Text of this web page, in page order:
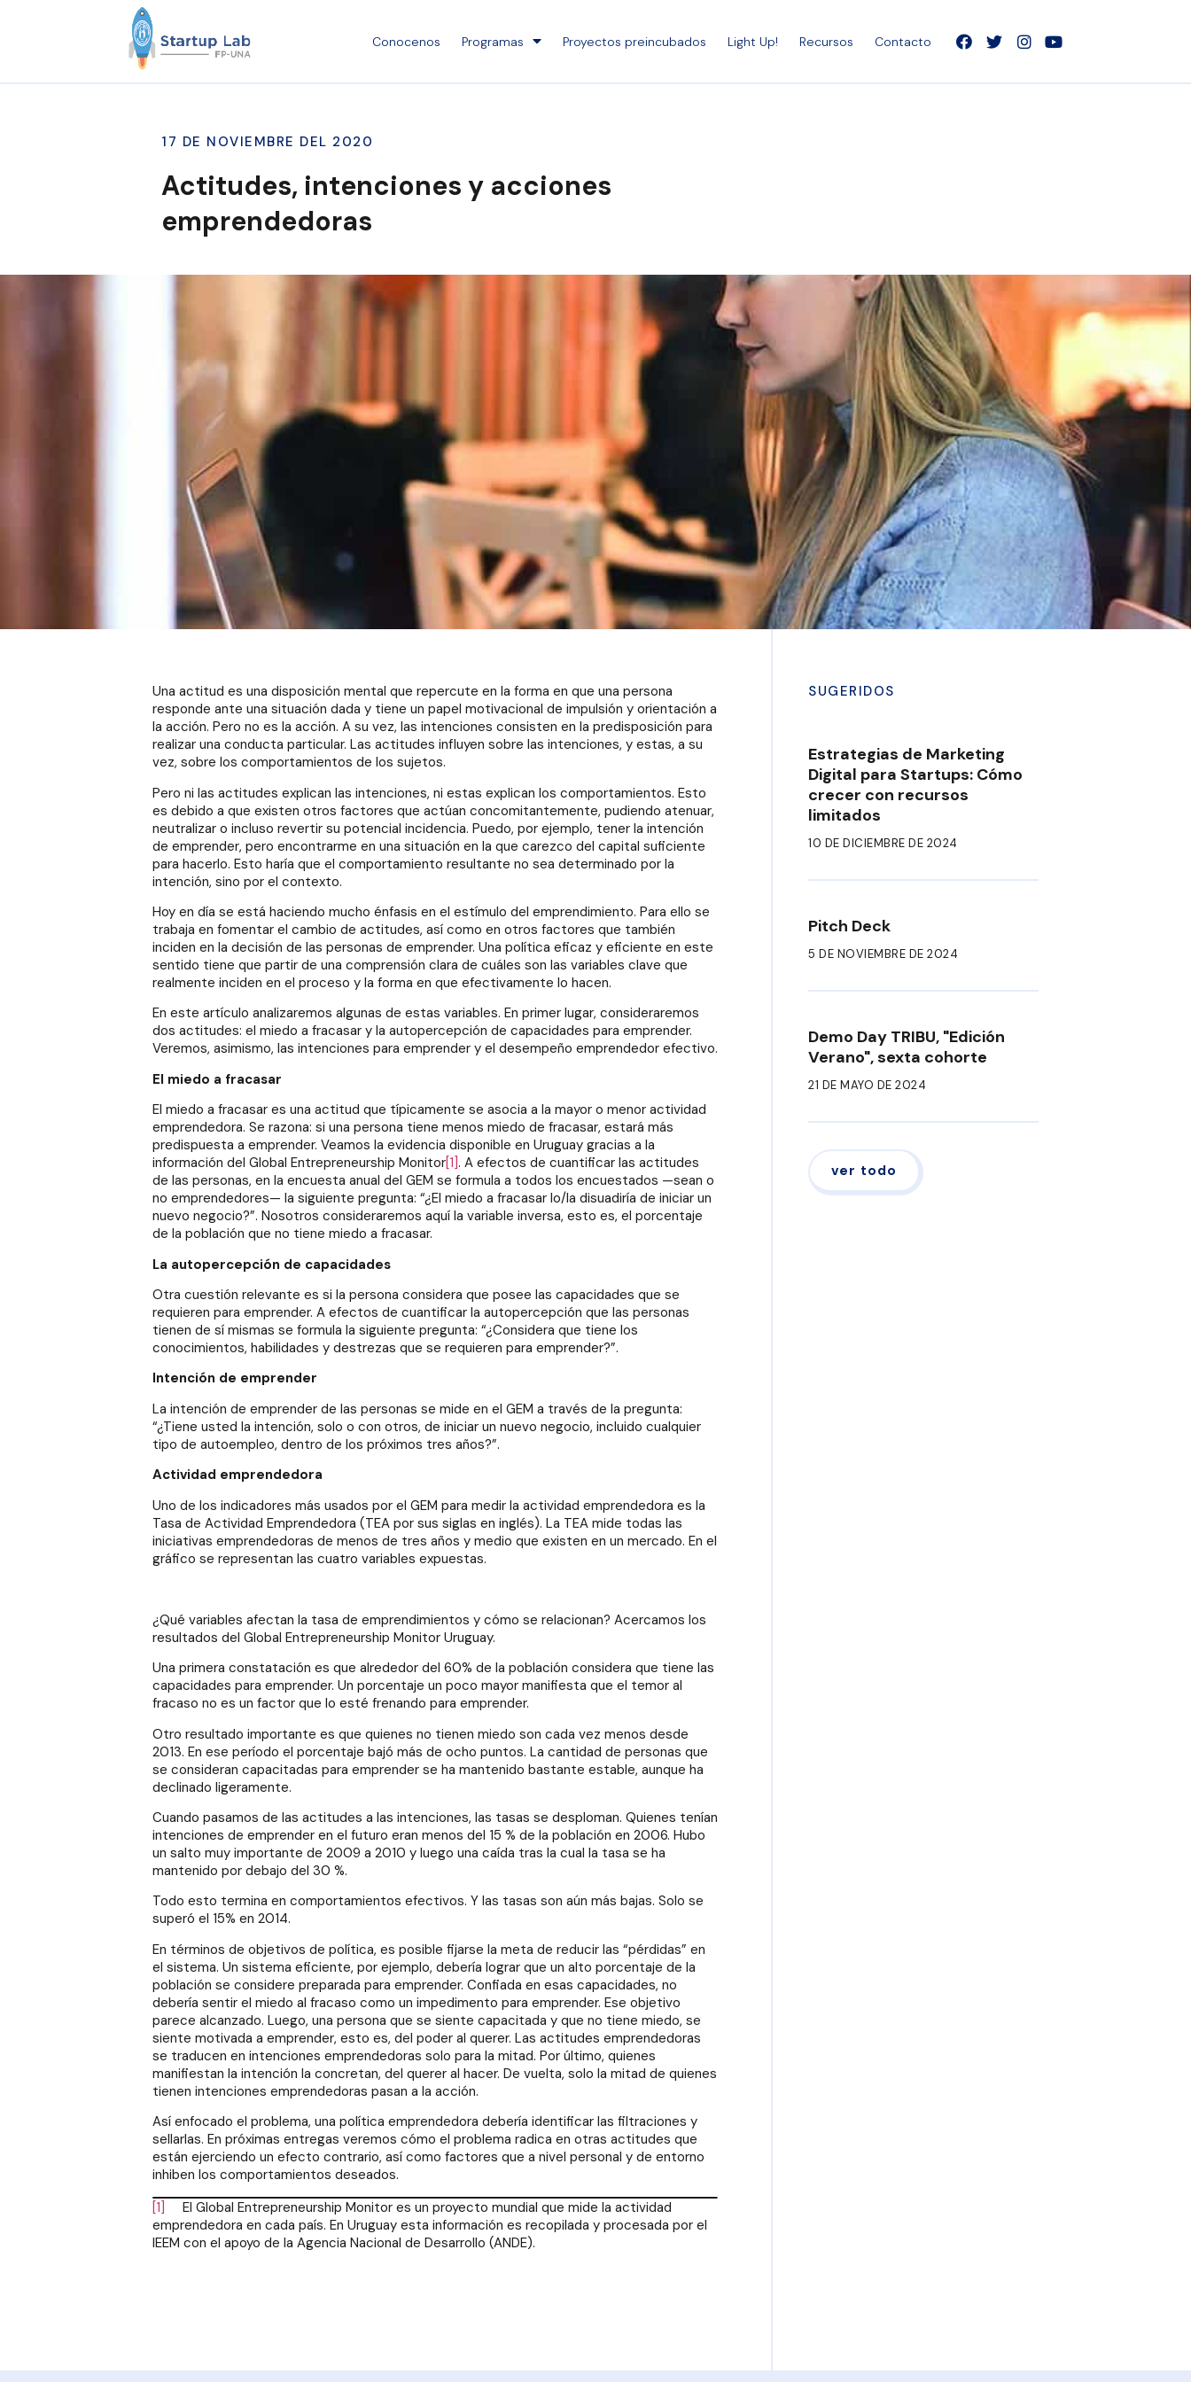
Conocenos Programas Proyectos preincubados Light Up! Recursos Contacto
17 DE NOVIEMBRE DEL 2020
Actitudes, intenciones y acciones
emprendedoras
Una actitud es una disposición mental que repercute en la forma en que una persona
responde ante una situación dada y tiene un papel motivacional de impulsión y orientación a
la acción. Pero no es la acción. A su vez, las intenciones consisten en la predisposición para
realizar una conducta particular. Las actitudes influyen sobre las intenciones, y estas, a su
vez, sobre los comportamientos de los sujetos.
Pero ni las actitudes explican las intenciones, ni estas explican los comportamientos. Esto
es debido a que existen otros factores que actúan concomitantemente, pudiendo atenuar,
neutralizar o incluso revertir su potencial incidencia. Puedo, por ejemplo, tener la intención
de emprender, pero encontrarme en una situación en la que carezco del capital suficiente
para hacerlo. Esto haría que el comportamiento resultante no sea determinado por la
intención, sino por el contexto.
Hoy en día se está haciendo mucho énfasis en el estímulo del emprendimiento. Para ello se
trabaja en fomentar el cambio de actitudes, así como en otros factores que también
inciden en la decisión de las personas de emprender. Una política eficaz y eficiente en este
sentido tiene que partir de una comprensión clara de cuáles son las variables clave que
realmente inciden en el proceso y la forma en que efectivamente lo hacen.
En este artículo analizaremos algunas de estas variables. En primer lugar, consideraremos
dos actitudes: el miedo a fracasar y la autopercepción de capacidades para emprender.
Veremos, asimismo, las intenciones para emprender y el desempeño emprendedor efectivo.
El miedo a fracasar
El miedo a fracasar es una actitud que típicamente se asocia a la mayor o menor actividad
emprendedora. Se razona: si una persona tiene menos miedo de fracasar, estará más
predispuesta a emprender. Veamos la evidencia disponible en Uruguay gracias a la
información del Global Entrepreneurship Monitor[1] . A efectos de cuantificar las actitudes
de las personas, en la encuesta anual del GEM se formula a todos los encuestados —sean o
no emprendedores— la siguiente pregunta: “¿El miedo a fracasar lo/la disuadiría de iniciar un
nuevo negocio?”. Nosotros consideraremos aquí la variable inversa, esto es, el porcentaje
de la población que no tiene miedo a fracasar.
La autopercepción de capacidades
Otra cuestión relevante es si la persona considera que posee las capacidades que se
requieren para emprender. A efectos de cuantificar la autopercepción que las personas
tienen de sí mismas se formula la siguiente pregunta: “¿Considera que tiene los
conocimientos, habilidades y destrezas que se requieren para emprender?”.
Intención de emprender
La intención de emprender de las personas se mide en el GEM a través de la pregunta:
“¿Tiene usted la intención, solo o con otros, de iniciar un nuevo negocio, incluido cualquier
tipo de autoempleo, dentro de los próximos tres años?”.
Actividad emprendedora
Uno de los indicadores más usados por el GEM para medir la actividad emprendedora es la
Tasa de Actividad Emprendedora (TEA por sus siglas en inglés). La TEA mide todas las
iniciativas emprendedoras de menos de tres años y medio que existen en un mercado. En el
gráfico se representan las cuatro variables expuestas.
¿Qué variables afectan la tasa de emprendimientos y cómo se relacionan? Acercamos los
resultados del Global Entrepreneurship Monitor Uruguay.
Una primera constatación es que alrededor del 60% de la población considera que tiene las
capacidades para emprender. Un porcentaje un poco mayor manifiesta que el temor al
fracaso no es un factor que lo esté frenando para emprender.
Otro resultado importante es que quienes no tienen miedo son cada vez menos desde
2013. En ese período el porcentaje bajó más de ocho puntos. La cantidad de personas que
se consideran capacitadas para emprender se ha mantenido bastante estable, aunque ha
declinado ligeramente.
Cuando pasamos de las actitudes a las intenciones, las tasas se desploman. Quienes tenían
intenciones de emprender en el futuro eran menos del 15 % de la población en 2006. Hubo
un salto muy importante de 2009 a 2010 y luego una caída tras la cual la tasa se ha
mantenido por debajo del 30 %.
Todo esto termina en comportamientos efectivos. Y las tasas son aún más bajas. Solo se
superó el 15% en 2014.
En términos de objetivos de política, es posible fijarse la meta de reducir las “pérdidas” en
el sistema. Un sistema eficiente, por ejemplo, debería lograr que un alto porcentaje de la
población se considere preparada para emprender. Confiada en esas capacidades, no
debería sentir el miedo al fracaso como un impedimento para emprender. Ese objetivo
parece alcanzado. Luego, una persona que se siente capacitada y que no tiene miedo, se
siente motivada a emprender, esto es, del poder al querer. Las actitudes emprendedoras
se traducen en intenciones emprendedoras solo para la mitad. Por último, quienes
manifiestan la intención la concretan, del querer al hacer. De vuelta, solo la mitad de quienes
tienen intenciones emprendedoras pasan a la acción.
Así enfocado el problema, una política emprendedora debería identificar las filtraciones y
sellarlas. En próximas entregas veremos cómo el problema radica en otras actitudes que
están ejerciendo un efecto contrario, así como factores que a nivel personal y de entorno
inhiben los comportamientos deseados.
[1] El Global Entrepreneurship Monitor es un proyecto mundial que mide la actividad
emprendedora en cada país. En Uruguay esta información es recopilada y procesada por el
IEEM con el apoyo de la Agencia Nacional de Desarrollo (ANDE).
SUGERIDOS
Estrategias de Marketing
Digital para Startups: Cómo
crecer con recursos
limitados
10 DE DICIEMBRE DE 2024
Pitch Deck
5 DE NOVIEMBRE DE 2024
Demo Day TRIBU, "Edición
Verano", sexta cohorte
21 DE MAYO DE 2024
ver todo